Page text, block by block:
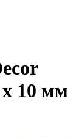
10 мм